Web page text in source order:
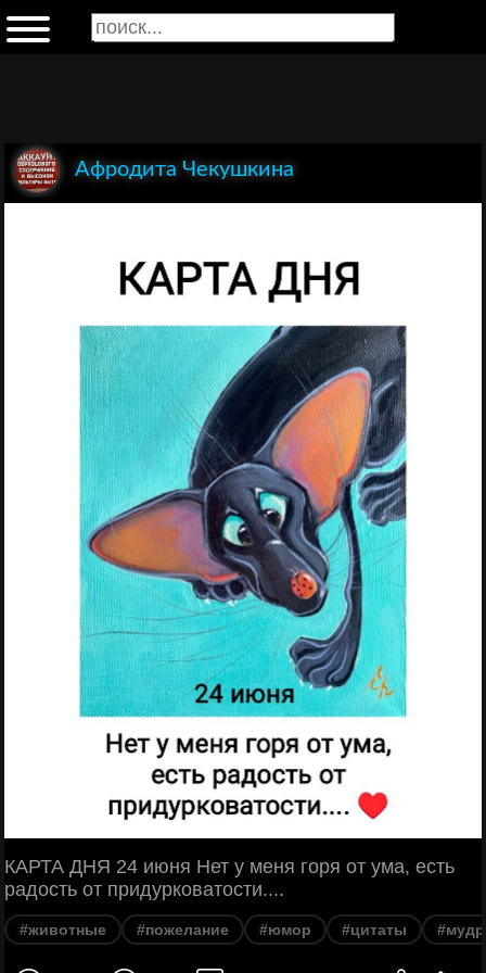
Афродита Чекушкина
КАРТА ДНЯ 24 июня Нет у меня горя от ума, есть
радость от придурковатости....
#животные #пожелание #юмор #цитаты